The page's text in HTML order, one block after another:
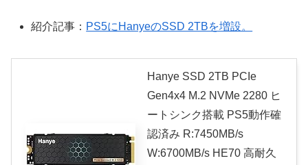
紹介記事： PS5にHanyeのSSD 2TBを増設。
Hanye SSD 2TB PCIe
Gen4x4 M.2 NVMe 2280 ヒ
ートシンク搭載 PS5動作確
認済み R:7450MB/s
W:6700MB/s HE70 高耐久